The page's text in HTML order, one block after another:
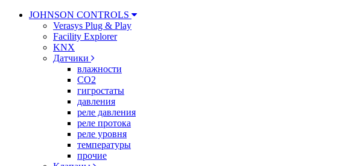
JOHNSON CONTROLS
Verasys Plug & Play
Facility Explorer
KNX
Датчики
влажности
CO2
гигростаты
давления
реле давления
реле протока
реле уровня
температуры
прочие